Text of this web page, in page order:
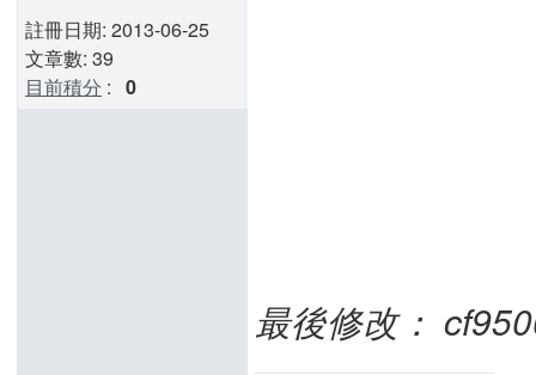
註冊日期: 2013-06-25
文章數: 39
目前積分 : 0
最後修改：